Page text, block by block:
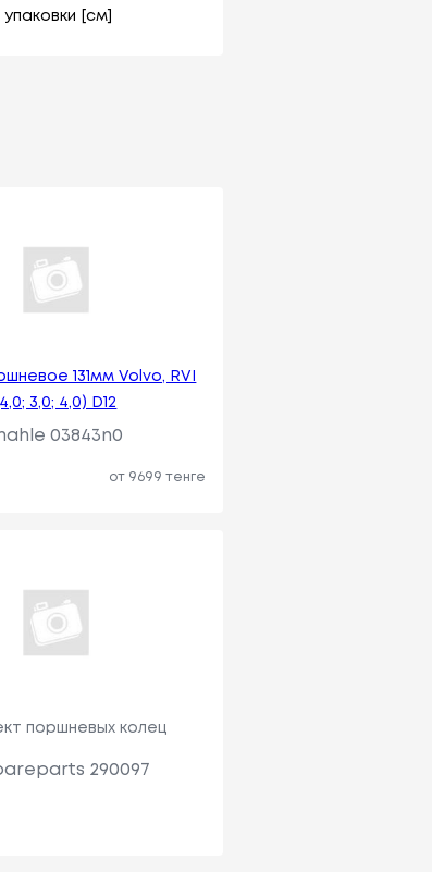
[см]
131мм Volvo, RVI
3,0; 4,0) D12
03843n0
от 9699 тенге
поршневых колец
290097